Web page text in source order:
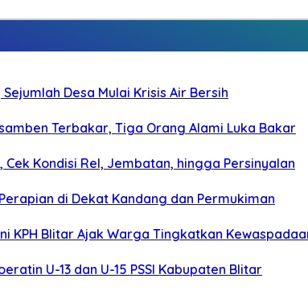
Desa Mulai Krisis Air Bersih
Terbakar, Tiga Orang Alami Luka Bakar
Cek Kondisi Rel, Jembatan, hingga Persinyalan
di Dekat Kandang dan Permukiman
KPH Blitar Ajak Warga Tingkatkan
U-13 dan U-15 PSSI Kabupaten Blitar